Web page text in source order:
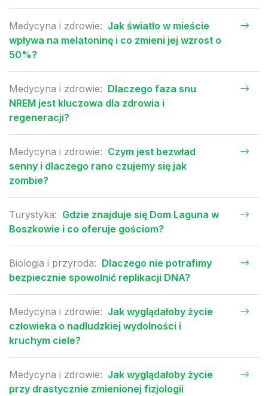
Medycyna i zdrowie: Jak światło w mieście
wpływa na melatoninę i co zmieni jej wzrost o
50%?
Medycyna i zdrowie: Dlaczego faza snu
NREM jest kluczowa dla zdrowia i
regeneracji?
Medycyna i zdrowie: Czym jest bezwład
senny i dlaczego rano czujemy się jak
zombie?
Turystyka: Gdzie znajduje się Dom Laguna w
Boszkowie i co oferuje gościom?
Biologia i przyroda: Dlaczego nie potrafimy
bezpiecznie spowolnić replikacji DNA?
Medycyna i zdrowie: Jak wyglądałoby życie
człowieka o nadludzkiej wydolności i
kruchym ciele?
Medycyna i zdrowie: Jak wyglądałoby życie
przy drastycznie zmienionej fizjologii